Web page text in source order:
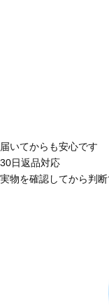
届いてからも安心です
30日返品対応
実物を確認してから判